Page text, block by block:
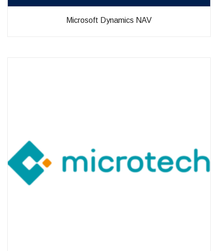
Microsoft Dynamics NAV